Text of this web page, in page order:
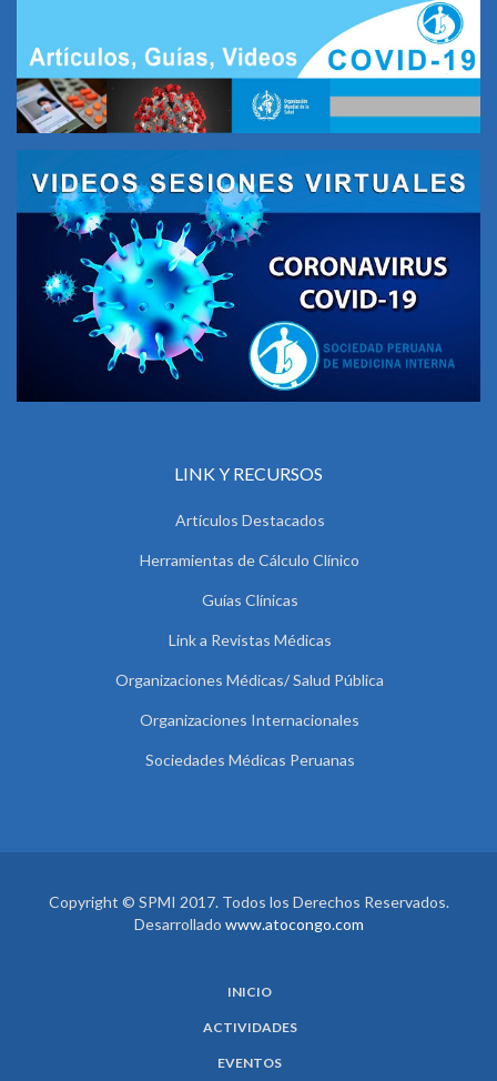
LINK Y RECURSOS
Artículos Destacados
Herramientas de Cálculo Clínico
Guías Clínicas
Link a Revistas Médicas
Organizaciones Médicas/ Salud Pública
Organizaciones Internacionales
Sociedades Médicas Peruanas
Copyright © SPMI 2017. Todos los Derechos Reservados.
Desarrollado www.atocongo.com
INICIO
ACTIVIDADES
EVENTOS